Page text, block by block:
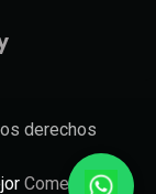
derechos
Comercio